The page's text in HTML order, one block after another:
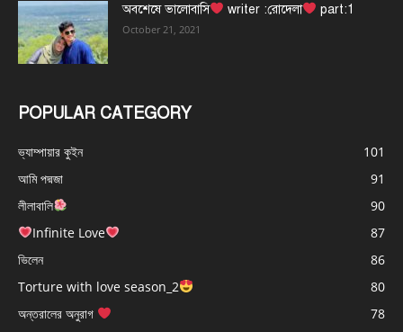
অবশেষে ভালোবাসি writer :রোদেলা part:1
October 21, 2021
POPULAR CATEGORY
ভ্যাম্পায়ার কুইন
101
আমি পদ্মজা
91
লীলাবালি
90
Infinite Love
87
ভিলেন
86
Torture with love season_2
80
অন্তরালের অনুরাগ
78